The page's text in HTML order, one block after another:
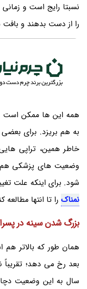
نسبتا رایج است و
را از دست بدهند و
همه این ها ممکن است
به هم بریزد. برای
خاطر همین، تراپی
وضعیت های پزشکی هم
شود. برای اینکه علت
نمناک را تا انتها مطالعه
بزرگ شدن سینه در
سال به این وضعیت